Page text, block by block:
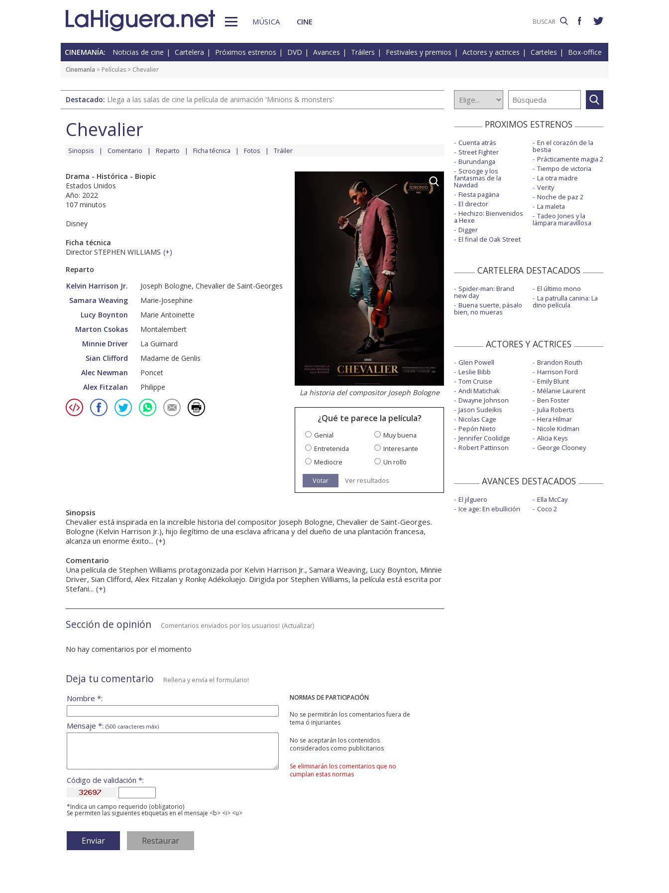
MÚSICA CINE
CINEMANÍA: Noticias de cine Cartelera Próximos estrenos DVD Avances Tráilers Festivales y premios Actores y actrices Carteles Box-office
Cinemanía > Películas > Chevalier
Destacado: Llega a las salas de cine la película de animación 'Minions & monsters'
Chevalier
Sinopsis Comentario Reparto Ficha técnica Fotos Tráiler
Drama - Histórica - Biopic
Estados Unidos
Año: 2022
107 minutos
Disney
Ficha técnica
Director STEPHEN WILLIAMS (+)
Reparto
Kelvin Harrison Jr.
Joseph Bologne, Chevalier de Saint-Georges
Samara Weaving
Marie-Josephine
Lucy Boynton
Marie Antoinette
Marton Csokas
Montalembert
Minnie Driver
La Guimard
Sian Clifford
Madame de Genlis
Alec Newman
Poncet
Alex Fitzalan
Philippe
La historia del compositor Joseph Bologne
¿Qué te parece la película?
Genial
Muy buena
Entretenida
Interesante
Mediocre
Un rollo
Votar Ver resultados
Sinopsis
Chevalier está inspirada en la increíble historia del compositor Joseph Bologne, Chevalier de Saint-Georges.
Bologne (Kelvin Harrison Jr.), hijo ilegítimo de una esclava africana y del dueño de una plantación francesa,
alcanza un enorme éxito... (+)
Comentario
Una película de Stephen Williams protagonizada por Kelvin Harrison Jr., Samara Weaving, Lucy Boynton, Minnie
Driver, Sian Clifford, Alex Fitzalan y Ronkẹ Adékoluẹjo. Dirigida por Stephen Williams, la película está escrita por
Stefani... (+)
Sección de opinión Comentarios enviados por los usuarios! (Actualizar)
No hay comentarios por el momento
Deja tu comentario Rellena y envía el formulario!
NORMAS DE PARTICIPACIÓN
No se permitirán los comentarios fuera de
tema ó injuriantes
No se aceptarán los contenidos
considerados como publicitarios
Se eliminarán los comentarios que no
cumplan estas normas
Nombre *:
Mensaje *: (500 caracteres máx)
Código de validación *:
*Indica un campo requerido (obligatorio)
Se permiten las siguientes etiquetas en el mensaje <b> <i> <u>
PROXIMOS ESTRENOS
Cuenta atrás
Street Fighter
Burundanga
Scrooge y los
fantasmas de la
Navidad
Fiesta pagäna
El director
Hechizo: Bienvenidos
a Hexe
Digger
El final de Oak Street
En el corazón de la
bestia
Prácticamente magia 2
Tiempo de victoria
La otra madre
Verity
Noche de paz 2
La maleta
Tadeo Jones y la
lámpara maravillosa
CARTELERA DESTACADOS
Spider-man: Brand
new day
Buena suerte, pásalo
bien, no mueras
El último mono
La patrulla canina: La
dino película
ACTORES Y ACTRICES
Glen Powell
Leslie Bibb
Tom Cruise
Andi Matichak
Dwayne Johnson
Jason Sudeikis
Nicolas Cage
Pepón Nieto
Jennifer Coolidge
Robert Pattinson
Brandon Routh
Harrison Ford
Emily Blunt
Mélanie Laurent
Ben Foster
Julia Roberts
Hera Hilmar
Nicole Kidman
Alicia Keys
George Clooney
AVANCES DESTACADOS
El jilguero
Ice age: En ebullición
Ella McCay
Coco 2